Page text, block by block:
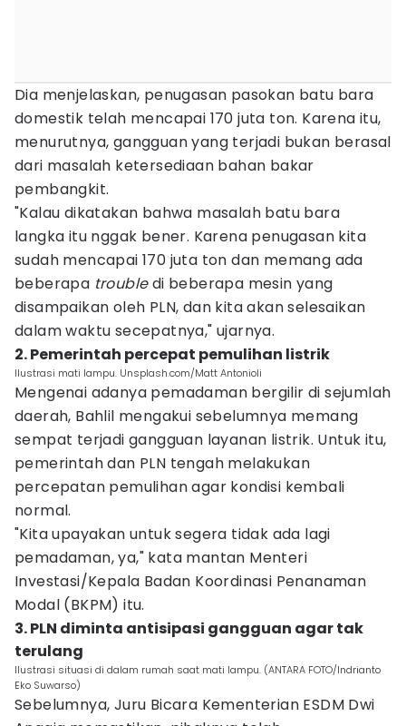
Dia menjelaskan, penugasan pasokan batu bara
domestik telah mencapai 170 juta ton. Karena itu,
menurutnya, gangguan yang terjadi bukan berasal
dari masalah ketersediaan bahan bakar
pembangkit.
"Kalau dikatakan bahwa masalah batu bara
langka itu nggak bener. Karena penugasan kita
sudah mencapai 170 juta ton dan memang ada
beberapa troubledi beberapa mesin yang
disampaikan oleh PLN, dan kita akan selesaikan
dalam waktu secepatnya," ujarnya.
2. Pemerintah percepat pemulihan listrik
Ilustrasi mati lampu. Unsplash.com/Matt Antonioli
Mengenai adanya pemadaman bergilir di sejumlah
daerah, Bahlil mengakui sebelumnya memang
sempat terjadi gangguan layanan listrik. Untuk itu,
pemerintah dan PLN tengah melakukan
percepatan pemulihan agar kondisi kembali
normal.
"Kita upayakan untuk segera tidak ada lagi
pemadaman, ya," kata mantan Menteri
Investasi/Kepala Badan Koordinasi Penanaman
Modal (BKPM) itu.
3. PLN diminta antisipasi gangguan agar tak
terulang
Ilustrasi situasi di dalam rumah saat mati lampu. (ANTARA FOTO/Indrianto
Eko Suwarso)
Sebelumnya, Juru Bicara Kementerian ESDM Dwi